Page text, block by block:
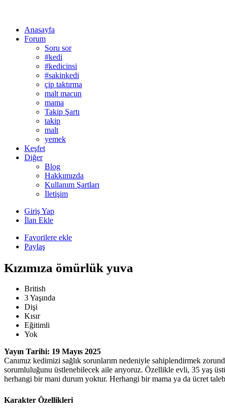
Anasayfa
Forum
Soru sor
#kedi
#kedicinsi
#sakinkedi
çip taktırma
malt macun
mama
Takip Şartı
takip
malt
yemek
Keşfet
Diğer
Blog
Hakkımızda
Kullanım Şartları
İletişim
Giriş Yap
İlan Ekle
Favorilere ekle
Paylaş
Kızımıza ömürlük yuva
British
3 Yaşında
Dişi
Kısır
Eğitimli
Yok
Yayın Tarihi: 19 Mayıs 2025
Canımız kedimizi sağlık sorunlarım nedeniyle sahiplendirmek
sorumluluğunu üstlenebilecek aile arıyoruz. Özellikle evli, 35 yaş
herhangi bir mani durum yoktur. Herhangi bir mama ya da ücret
Karakter Özellikleri